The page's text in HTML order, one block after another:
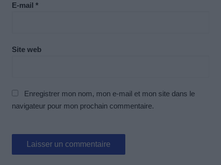
E-mail *
Site web
Enregistrer mon nom, mon e-mail et mon site dans le
navigateur pour mon prochain commentaire.